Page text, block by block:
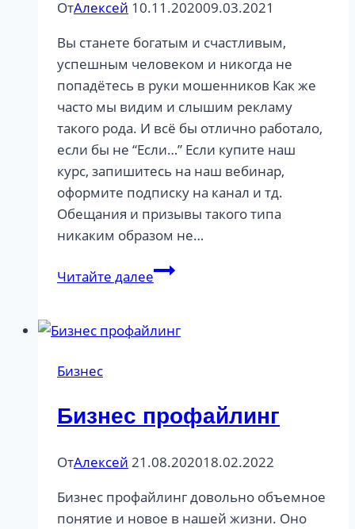
ОтАлексей 10.11.202009.03.2021
Вы станете богатым и счастливым,
успешным человеком и никогда не
попадётесь в руки мошенников Как же
часто мы видим и слышим рекламу
такого рода. И всё бы отлично работало,
если бы не “Если…” Если купите наш
курс, запишитесь на наш вебинар,
оформите подписку на канал и тд.
Обещания и призывы такого типа
никаким образом не…
Читайте далееОбучение
Бизнес
Бизнес профайлинг
ОтАлексей 21.08.202018.02.2022
Бизнес профайлинг довольно объемное
понятие и новое в нашей жизни. Оно